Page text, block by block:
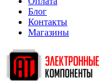
Блог
Контакты
Магазины